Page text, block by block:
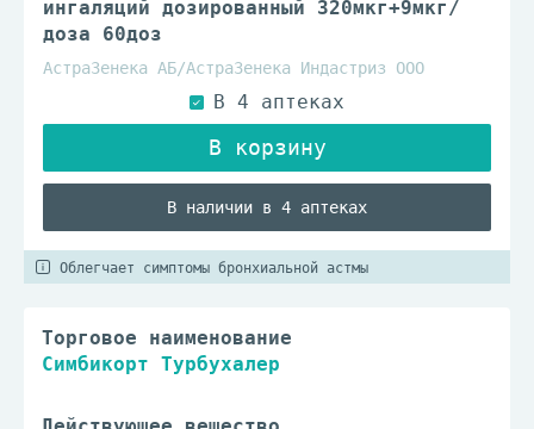
ингаляций дозированный 320мкг+9мкг/
доза 60доз
АстраЗенека АБ/АстраЗенека Индастриз ООО
В наличии в 4 аптеках
Облегчает симптомы бронхиальной астмы
Торговое наименование
Симбикорт Турбухалер